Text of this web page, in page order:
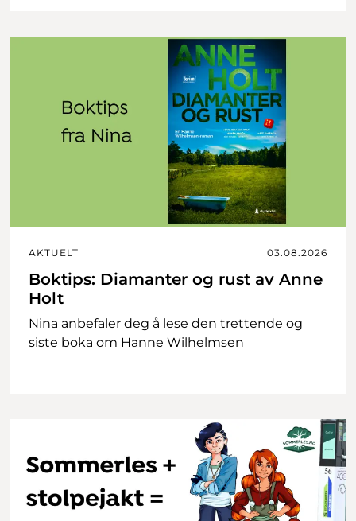
AKTUELT 03.08.2026
Boktips: Diamanter og rust av Anne
Holt
Nina anbefaler deg å lese den trettende og
siste boka om Hanne Wilhelmsen